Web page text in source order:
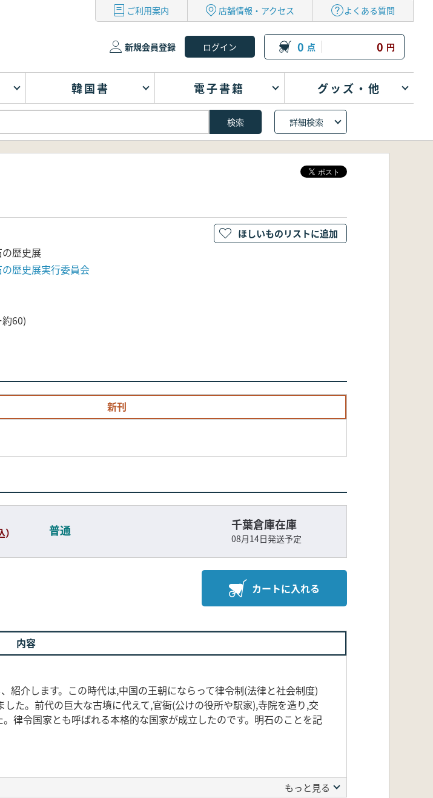
ご利用案内 店舗情報・アクセス よくある質問
新規会員登録 0 点 0 円
韓国書 電子書籍 グッズ・他
詳細検索
歴史展
歴史展実行委員会
60)
新刊
普通 千葉倉庫在庫
08月14日発送予定
カートに入れる
ほしいものリストに追加
内容
介します。この時代は,中国の王朝にならって律令制(法律と社会制度)
た。前代の巨大な古墳に代えて,官衙(公けの役所や駅家),寺院を造り,交
律令国家とも呼ばれる本格的な国家が成立したのです。明石のことを記
もっと見る